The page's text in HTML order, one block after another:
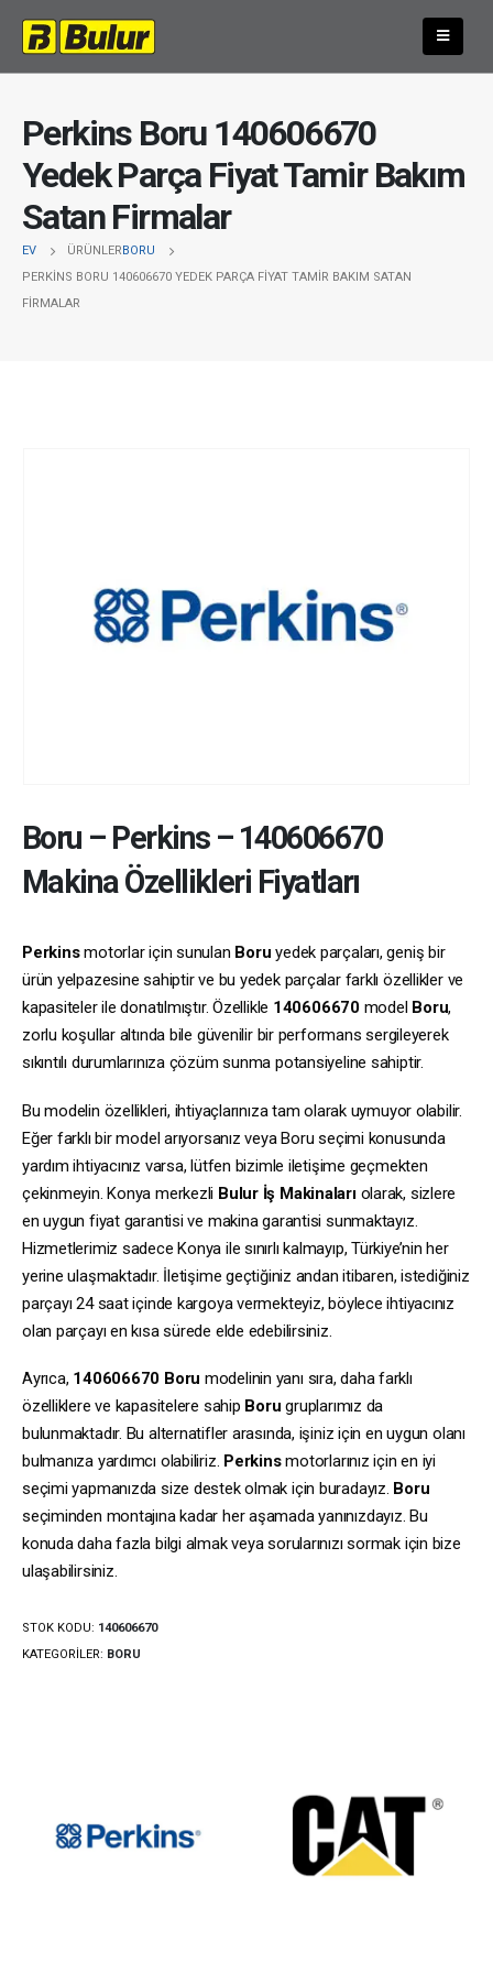
Perkins Boru 140606670
Yedek Parça Fiyat Tamir Bakım
Satan Firmalar
EV ÜRÜNLERBORU
PERKINS BORU 140606670 YEDEK PARÇA FIYAT TAMIR BAKIM SATAN
FIRMALAR
Boru – Perkins– 140606670
Makina Özellikleri Fiyatları
Perkinsmotorlar için sunulan Boru yedek parçaları, geniş bir
ürün yelpazesine sahiptir ve bu yedek parçalar farklı özellikler ve
kapasiteler ile donatılmıştır. Özellikle 140606670model Boru,
zorlu koşullar altında bile güvenilir bir performans sergileyerek
sıkıntılı durumlarınıza çözüm sunma potansiyeline sahiptir.
Bu modelin özellikleri, ihtiyaçlarınıza tam olarak uymuyor olabilir.
Eğer farklı bir model arıyorsanız veya Boru seçimi konusunda
yardım ihtiyacınız varsa, lütfen bizimle iletişime geçmekten
çekinmeyin. Konya merkezli Bulur İş Makinalarıolarak, sizlere
en uygun fiyat garantisi ve makina garantisi sunmaktayız.
Hizmetlerimiz sadece Konya ile sınırlı kalmayıp, Türkiye’nin her
yerine ulaşmaktadır. İletişime geçtiğiniz andan itibaren, istediğiniz
parçayı 24 saat içinde kargoya vermekteyiz, böylece ihtiyacınız
olan parçayı en kısa sürede elde edebilirsiniz.
Ayrıca, 140606670 Boru modelinin yanı sıra, daha farklı
özelliklere ve kapasitelere sahip Boru gruplarımız da
bulunmaktadır. Bu alternatifler arasında, işiniz için en uygun olanı
bulmanıza yardımcı olabiliriz. Perkinsmotorlarınız için en iyi
seçimi yapmanızda size destek olmak için buradayız. Boru
seçiminden montajına kadar her aşamada yanınızdayız. Bu
konuda daha fazla bilgi almak veya sorularınızı sormak için bize
ulaşabilirsiniz.
STOK KODU: 140606670
KATEGORILER: BORU